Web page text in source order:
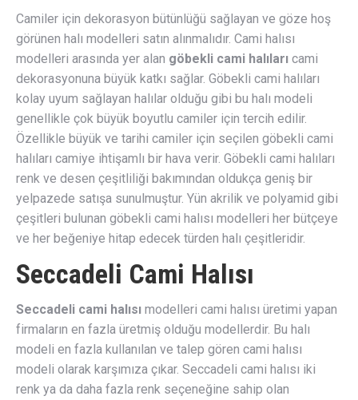
Camiler için dekorasyon bütünlüğü sağlayan ve göze hoş
görünen halı modelleri satın alınmalıdır. Cami halısı
modelleri arasında yer alan göbekli cami halıları cami
dekorasyonuna büyük katkı sağlar. Göbekli cami halıları
kolay uyum sağlayan halılar olduğu gibi bu halı modeli
genellikle çok büyük boyutlu camiler için tercih edilir.
Özellikle büyük ve tarihi camiler için seçilen göbekli cami
halıları camiye ihtişamlı bir hava verir. Göbekli cami halıları
renk ve desen çeşitliliği bakımından oldukça geniş bir
yelpazede satışa sunulmuştur. Yün akrilik ve polyamid gibi
çeşitleri bulunan göbekli cami halısı modelleri her bütçeye
ve her beğeniye hitap edecek türden halı çeşitleridir.
Seccadeli Cami Halısı
Seccadeli cami halısı modelleri cami halısı üretimi yapan
firmaların en fazla üretmiş olduğu modellerdir. Bu halı
modeli en fazla kullanılan ve talep gören cami halısı
modeli olarak karşımıza çıkar. Seccadeli cami halısı iki
renk ya da daha fazla renk seçeneğine sahip olan